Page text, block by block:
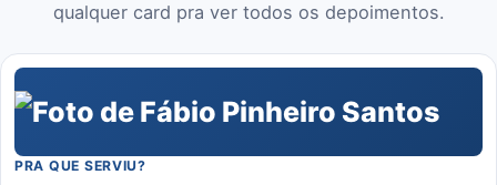
qualquer card pra ver todos os depoimentos.
PRA QUE SERVIU?